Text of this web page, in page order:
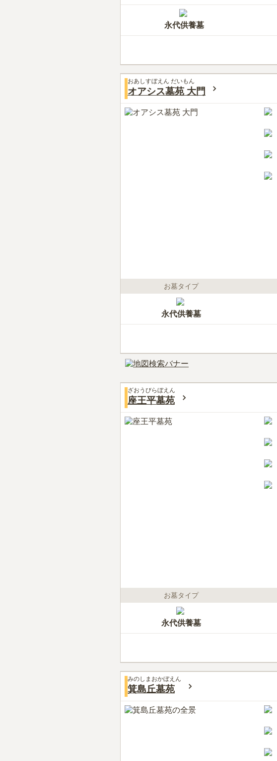
永代供養墓
おあしすぼえん だいもん
オアシス墓苑 大門
お墓タイプ
永代供養墓
ざおうびらぼえん
座王平墓苑
お墓タイプ
永代供養墓
みのしまおかぼえん
箕島丘墓苑